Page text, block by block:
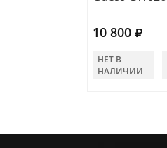
10 800
НЕТ В
НАЛИЧИИ